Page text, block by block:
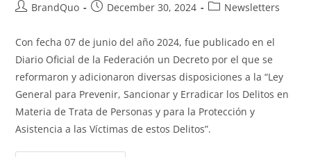
BrandQuo December 30, 2024 Newsletters
Con fecha 07 de junio del año 2024, fue publicado en el
Diario Oficial de la Federación un Decreto por el que se
reformaron y adicionaron diversas disposiciones a la “Ley
General para Prevenir, Sancionar y Erradicar los Delitos en
Materia de Trata de Personas y para la Protección y
Asistencia a las Víctimas de estos Delitos”.